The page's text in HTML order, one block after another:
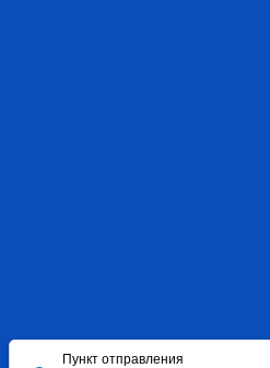
Пункт отправления